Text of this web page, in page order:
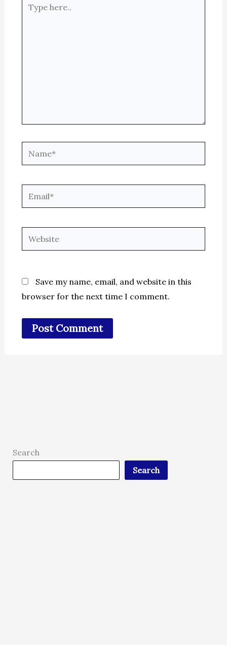
here..
Website
Save my name, email, and website in this
browser for the next time I comment.
Search
Search